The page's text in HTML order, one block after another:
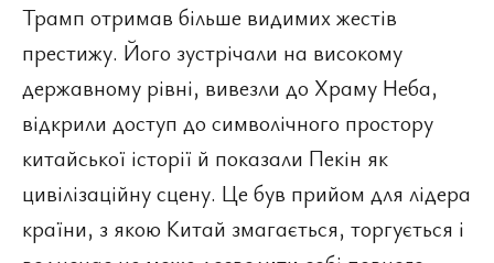
Трамп отримав більше видимих жестів
престижу. Його зустрічали на високому
державному рівні, вивезли до Храму Неба,
відкрили доступ до символічного простору
китайської історії й показали Пекін як
цивілізаційну сцену. Це був прийом для лідера
країни, з якою Китай змагається, торгується і